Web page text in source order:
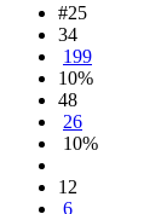
#25
34
199
10%
48
26
10%
12
6